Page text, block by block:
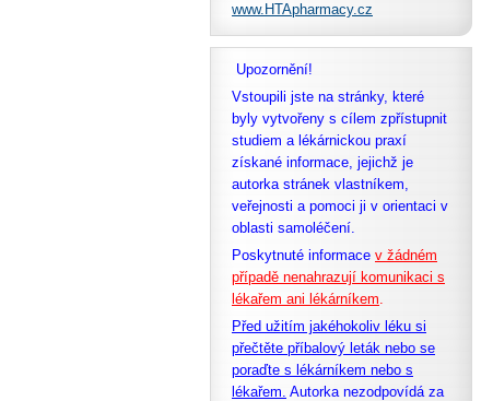
www.HTApharmacy.cz
Upozornění!
Vstoupili jste na stránky, které
byly vytvořeny s cílem zpřístupnit
studiem a lékárnickou praxí
získané informace, jejichž je
autorka stránek vlastníkem,
veřejnosti a pomoci ji v orientaci v
oblasti samoléčení.
Poskytnuté informace v žádném
případě nenahrazují komunikaci s
lékařem ani lékárníkem.
Před užitím jakéhokoliv léku si
přečtěte příbalový leták nebo se
poraďte s lékárníkem nebo s
lékařem. Autorka nezodpovídá za